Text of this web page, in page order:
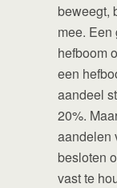
beweegt,
mee.
hefboom
een
aandeel
20%.
aandelen
besloten
vast te